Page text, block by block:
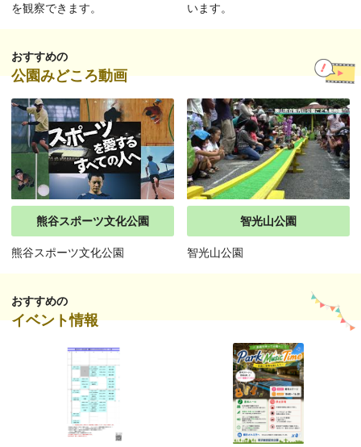
を観察できます。
います。
おすすめの
公園みどころ動画
熊谷スポーツ文化公園
熊谷スポーツ文化公園
智光山公園
智光山公園
おすすめの
イベント情報